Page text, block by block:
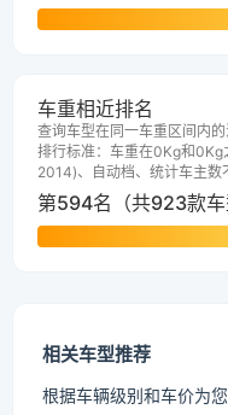
车重相近排名
查询车型在同一车重区间内
排行标准：车重在0Kg和
2014)、自动档、统计车主数
第594名（共923款车
相关车型推荐
根据车辆级别和车价为